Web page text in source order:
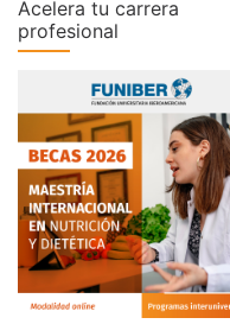
Acelera tu carrera
profesional